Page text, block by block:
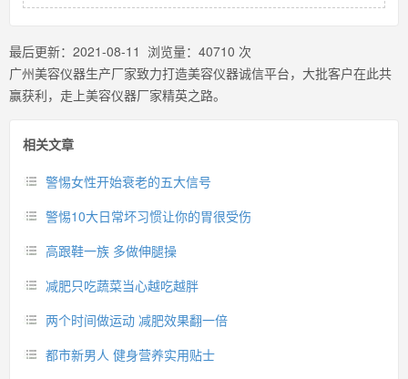
最后更新： 2021-08-11 浏览量： 40710 次
广州美容仪器生产厂家致力打造美容仪器诚信平台，大批客户在此共
赢获利，走上美容仪器厂家精英之路。
相关文章
警惕女性开始衰老的五大信号
警惕10大日常坏习惯让你的胃很受伤
高跟鞋一族 多做伸腿操
减肥只吃蔬菜当心越吃越胖
两个时间做运动 减肥效果翻一倍
都市新男人 健身营养实用贴士